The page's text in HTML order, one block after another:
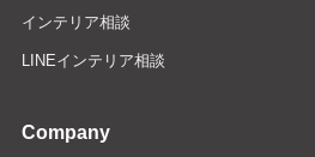
インテリア相談
LINEインテリア相談
Company